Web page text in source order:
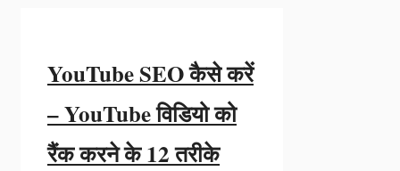
YouTube SEO कैसे करें
– YouTube विडियो को
रैंक करने के 12 तरीके